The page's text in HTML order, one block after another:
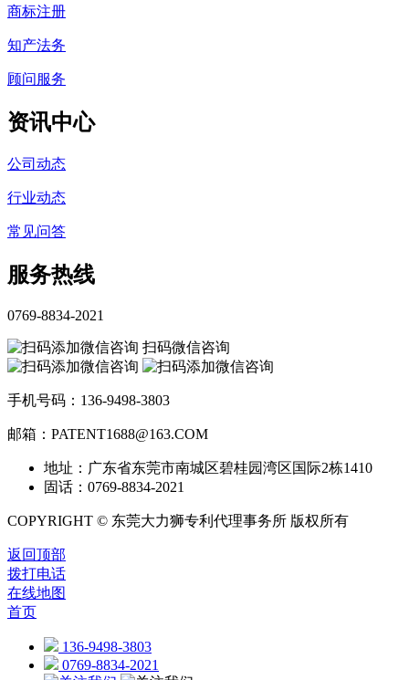
商标注册
知产法务
顾问服务
资讯中心
公司动态
行业动态
常见问答
服务热线
0769-8834-2021
扫码微信咨询
手机号码：136-9498-3803
邮箱：PATENT1688@163.COM
地址：广东省东莞市南城区碧桂园湾区国际2栋1410
固话：0769-8834-2021
COPYRIGHT © 东莞大力狮专利代理事务所 版权所有
返回顶部
拨打电话
在线地图
首页
136-9498-3803
0769-8834-2021